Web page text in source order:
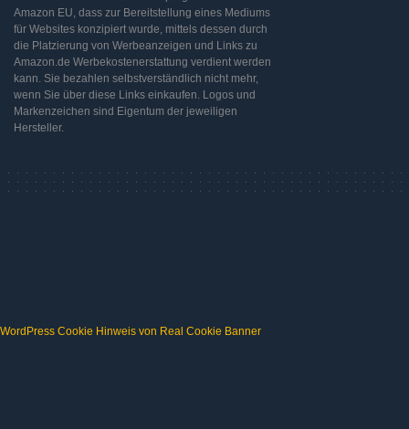
Amazon EU, dass zur Bereitstellung eines Mediums
für Websites konzipiert wurde, mittels dessen durch
die Platzierung von Werbeanzeigen und Links zu
Amazon.de Werbekostenerstattung verdient werden
kann. Sie bezahlen selbstverständlich nicht mehr,
wenn Sie über diese Links einkaufen. Logos und
Markenzeichen sind Eigentum der jeweiligen
Hersteller.
WordPress Cookie Hinweis von Real Cookie Banner